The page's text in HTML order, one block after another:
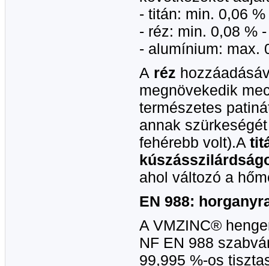
- titán: min. 0,06
- réz: min. 0,08 %
- alumínium: max.
A réz
megnövekedik
természetes
annak
fehérebb volt).A
ahol változó a
EN 988:
A VMZINC®
NF EN 988
99,995 %-os